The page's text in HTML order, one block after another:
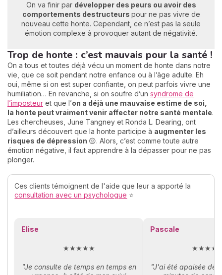
On va finir par développer des peurs ou avoir des
comportements destructeurs pour ne pas vivre de
nouveau cette honte. Cependant, ce n’est pas la seule
émotion complexe à provoquer autant de négativité.
Trop de honte : c’est mauvais pour la santé !
On a tous et toutes déjà vécu un moment de honte dans notre
vie, que ce soit pendant notre enfance ou à l’âge adulte. Eh
oui, même si on est super confiante, on peut parfois vivre une
humiliation… En revanche, si on soufre d’un syndrome de
l’imposteur et que l’on a déjà une mauvaise estime de soi,
la honte peut vraiment venir affecter notre santé mentale.
Les chercheuses, June Tangney et Ronda L. Dearing, ont
d’ailleurs découvert que la honte participe à augmenter les
risques de dépression 😔. Alors, c’est comme toute autre
émotion négative, il faut apprendre à la dépasser pour ne pas
plonger.
Ces clients témoignent de l'aide que leur a apporté la
consultation avec un psychologue ⭐
Elise
★★★★★
"Je consulte de temps en temps en
Pascale
"J'ai été apaisée dès